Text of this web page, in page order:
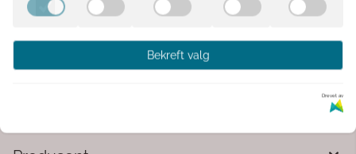
Kommentarer
Bekreft valg
Drevet av